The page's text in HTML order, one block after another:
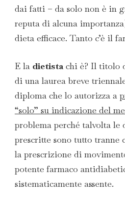
dai fatti – da solo non è in
reputa di alcuna
dieta efficace. Tanto c’è il
E la dietistachi è? Il titolo
di una laurea breve
diploma che lo autorizza a
“solo” su indicazione del
problema perché talvolta le
prescritte sono tutto tranne
la prescrizione di
potente farmaco
sistematicamente assente.